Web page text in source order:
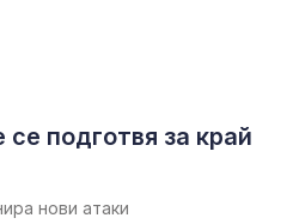
се подготвя за край
нови атаки